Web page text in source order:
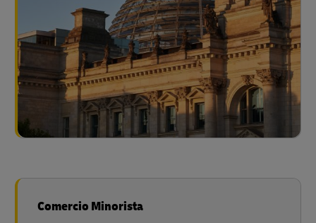
Comercio Minorista